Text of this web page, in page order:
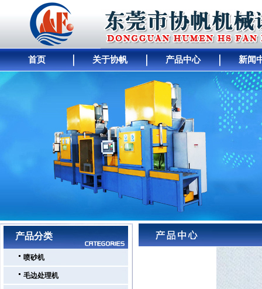
首页 关于协帆 产品中心 新闻
网站首页｜公司简介｜产品展示｜
产品分类
喷砂机
毛边处理机